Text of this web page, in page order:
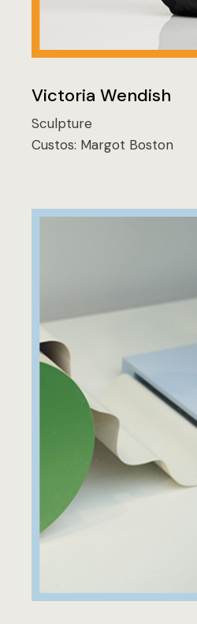
Victoria Wendish
Sculpture
Custos: Margot Boston